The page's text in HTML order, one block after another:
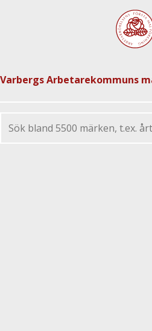
Varbergs Arbetarekommuns